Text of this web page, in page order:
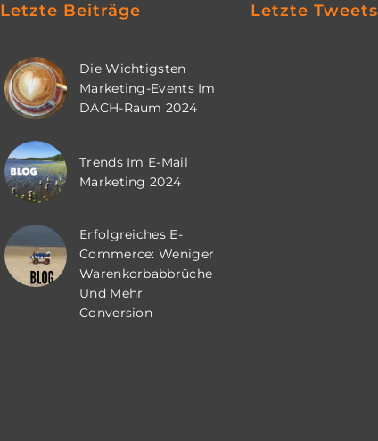
Letzte Beiträge
Die Wichtigsten
Marketing-Events Im
DACH-Raum 2024
Trends Im E-Mail
Marketing 2024
Erfolgreiches E-
Commerce: Weniger
Warenkorbabbrüche
Und Mehr
Conversion
Letzte Tweets